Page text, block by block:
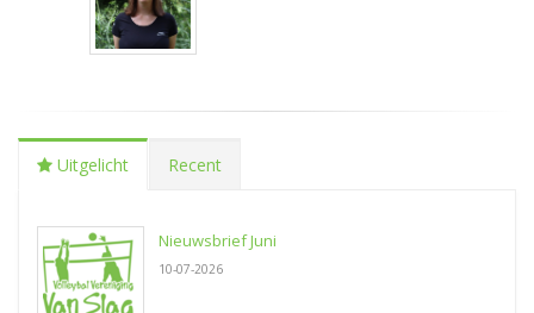
Uitgelicht Recent
Nieuwsbrief Juni
10-07-2026